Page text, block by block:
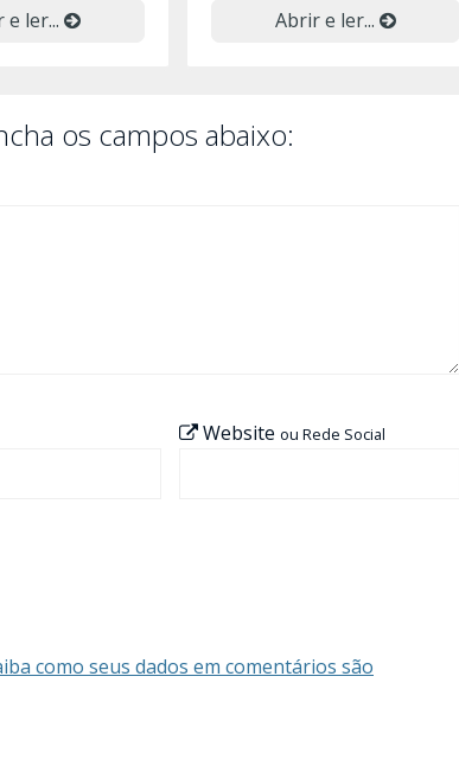
e ler... Abrir e ler...
os campos abaixo:
Website ou Rede Social
como seus dados em comentários são